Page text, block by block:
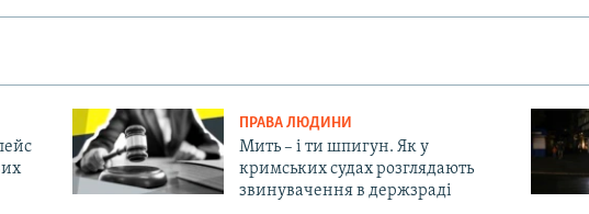
ПРАВА ЛЮДИНИ
Мить – і ти шпигун. Як у
кримських судах розглядають
звинувачення в держзраді